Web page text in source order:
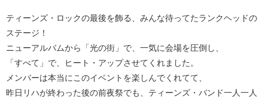
ティーンズ・ロックの最後を飾る、みんな待ってたランクヘッドの
ステージ！
ニューアルバムから「光の街」で、一気に会場を圧倒し、
「すべて」で、ヒート・アップさせてくれました。
メンバーは本当にこのイベントを楽しんでくれてて、
昨日リハが終わった後の前夜祭でも、ティーンズ・バンド一人一人